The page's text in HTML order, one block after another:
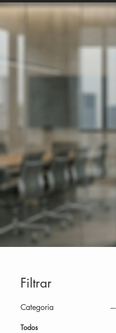
Filtrar
Categoria
Todos